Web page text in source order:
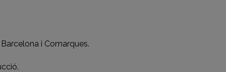
i Comarques.